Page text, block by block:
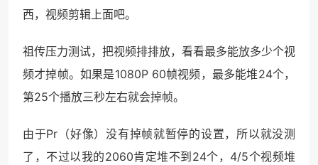
西，视频剪辑上面吧。
祖传压力测试，把视频排排放，看看最多能放多少个视
频才掉帧。如果是1080P 60帧视频，最多能堆24个，
第25个播放三秒左右就会掉帧。
由于Pr（好像）没有掉帧就暂停的设置，所以就没测
了，不过以我的2060肯定堆不到24个，4/5个视频堆